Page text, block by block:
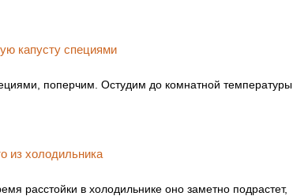
поперчим. Остудим до комнатной температуры.
расстойки в холодильнике оно заметно подрастет,